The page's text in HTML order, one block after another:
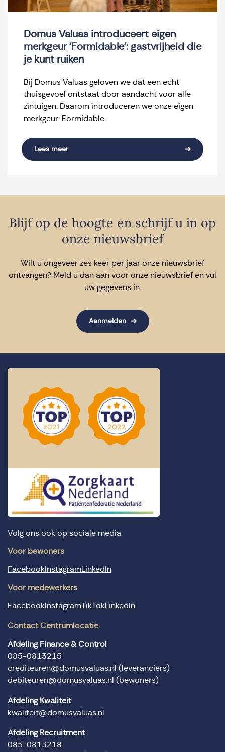
Domus Valuas introduceert eigen
merkgeur ‘Formidable’: gastvrijheid die
je kunt ruiken
Bij Domus Valuas geloven we dat een echt
thuisgevoel ontstaat door aandacht voor alle
zintuigen. Daarom introduceren we onze eigen
merkgeur: Formidable.
Lees meer
Blijf op de hoogte en schrijf u in op
onze nieuwsbrief
Wilt u ongeveer zes keer per jaar onze nieuwsbrief
ontvangen? Meld u dan aan voor onze nieuwsbrief en vul
uw gegevens in.
Aanmelden
Volg ons ook op sociale media
Voor bewoners
Facebook Instagram LinkedIn
Voor medewerkers
Facebook InstagramTikTok LinkedIn
Contact Centrumlocatie
Afdeling Finance & Control
085-0813215
crediteuren@domusvaluas.nl (leveranciers)
debiteuren@domusvaluas.nl (bewoners)
Afdeling Kwaliteit
kwaliteit@domusvaluas.nl
Afdeling Recruitment
085-0813218